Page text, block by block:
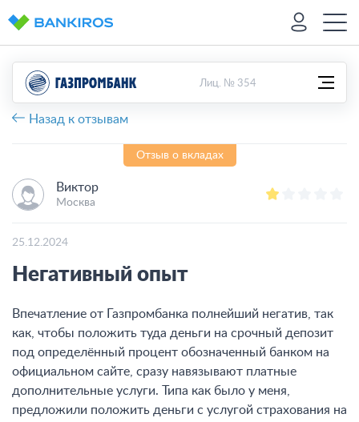
Лиц. № 354
Назад к отзывам
Отзыв о вкладах
Виктор
Москва
25.12.2024
Негативный опыт
Впечатление от Газпромбанка полнейший негатив, так
как, чтобы положить туда деньги на срочный депозит
под определённый процент обозначенный банком на
официальном сайте, сразу навязывают платные
дополнительные услуги. Типа как было у меня,
предложили положить деньги с услугой страхования на